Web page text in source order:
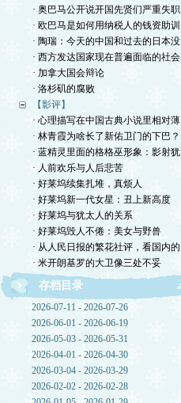
· 奥巴马公开说开国先贤们严重失职
· 欧巴马是如何用纳税人的钱资助训
· 陶瑞：今天的中国和过去的日本没
· 西方发达国家现在普遍面临的社会
· 加拿大国会辩论
· 洛杉矶的腐败
【影评】
· 心理描写在中国古典小说里相对薄
· 林青霞为啥长了新佑卫门的下巴？
· 蓝精灵里面的格格巫形象：影射犹
· 人前欢乐与人后悲苦
· 好莱坞续集扎堆，真烦人
· 好莱坞新一代女星：丑上新高度
· 好莱坞与犹太人的关系
· 好莱坞毁人不倦：美女与野兽
· 从人民日报的繁花社评，看国内的
· 米开朗基罗的大卫像三处不妥
存档目录
2026-07-11 - 2026-07-26
2026-06-01 - 2026-06-19
2026-05-03 - 2026-05-31
2026-04-01 - 2026-04-30
2026-03-04 - 2026-03-29
2026-02-02 - 2026-02-28